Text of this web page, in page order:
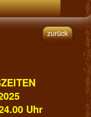
zurück
Uhr